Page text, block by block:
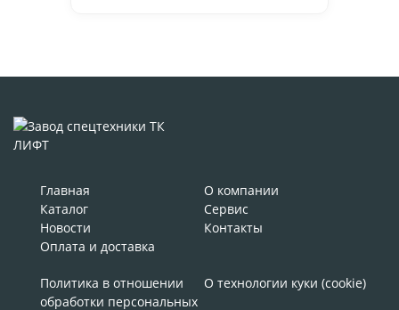
Главная
О компании
Каталог
Сервис
Новости
Контакты
Оплата и доставка
Политика в отношении
обработки персональных
О технологии куки (cookie)